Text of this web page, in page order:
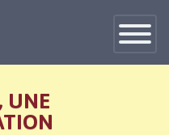
Toggle
UNE